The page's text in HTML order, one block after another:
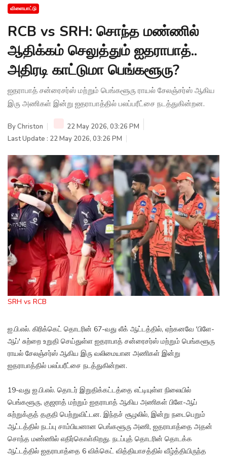
விளையாட்டு
RCB vs SRH: சொந்த மண்ணில்
ஆதிக்கம் செலுத்தும் ஐதராபாத்..
அதிரடி காட்டுமா பெங்களூரு?
ஐதராபாத் சன்ரைசர்ஸ் மற்றும் பெங்களூரு ராயல் சேலஞ்சர்ஸ் ஆகிய
இரு அணிகள் இன்று ஐதராபாத்தில் பலப்பரீட்சை நடத்துகின்றன.
ByChriston
22 May 2026, 03:26 PM
Last Update : 22 May 2026, 03:26 PM
SRH vs RCB
ஐ.பி.எல். கிரிக்கெட் தொடரின் 67-வது லீக் ஆட்டத்தில், ஏற்கனவே 'பிளே-
ஆப்' சுற்றை உறுதி செய்துள்ள ஐதராபாத் சன்ரைசர்ஸ் மற்றும் பெங்களூரு
ராயல் சேலஞ்சர்ஸ் ஆகிய இரு வலிமையான அணிகள் இன்று
ஐதராபாத்தில் பலப்பரீட்சை நடத்துகின்றன.
19-வது ஐ.பி.எல். தொடர் இறுதிக்கட்டத்தை எட்டியுள்ள நிலையில்
பெங்களூரு, குஜராத் மற்றும் ஐதராபாத் ஆகிய அணிகள் பிளே-ஆப்
சுற்றுக்குத் தகுதி பெற்றுவிட்டன. இந்தச் சூழலில், இன்று நடைபெறும்
ஆட்டத்தில் நடப்பு சாம்பியனான பெங்களூரு அணி, ஐதராபாத்தை அதன்
சொந்த மண்ணில் எதிர்கொள்கிறது. நடப்புத் தொடரின் தொடக்க
ஆட்டத்தில் ஐதராபாத்தை 6 விக்கெட் வித்தியாசத்தில் வீழ்த்தியிருந்த